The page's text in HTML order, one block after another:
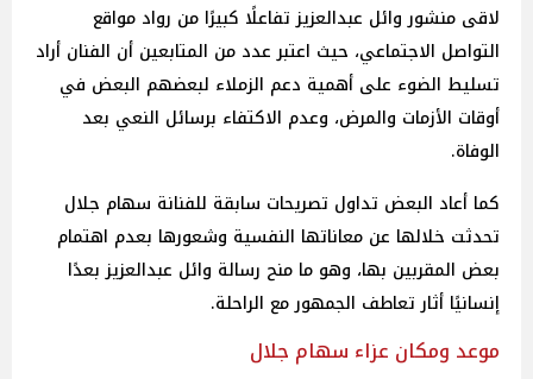
لاقى منشور وائل عبدالعزيز تفاعلًا كبيرًا من رواد مواقع
التواصل الاجتماعي، حيث اعتبر عدد من المتابعين أن الفنان أراد
تسليط الضوء على أهمية دعم الزملاء لبعضهم البعض في
أوقات الأزمات والمرض، وعدم الاكتفاء برسائل النعي بعد
الوفاة.
كما أعاد البعض تداول تصريحات سابقة للفنانة سهام جلال
تحدثت خلالها عن معاناتها النفسية وشعورها بعدم اهتمام
بعض المقربين بها، وهو ما منح رسالة وائل عبدالعزيز بعدًا
إنسانيًا أثار تعاطف الجمهور مع الراحلة.
موعد ومكان عزاء سهام جلال